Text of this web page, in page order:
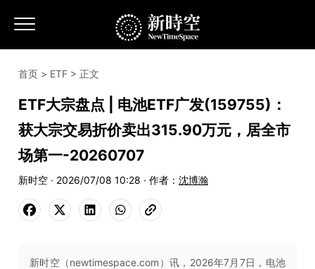
首页 > ETF > 正文
ETF大宗盘点 | 电池ETF广发(159755)：
获大宗交易折价卖出315.90万元，居全市
场第一-20260707
新时空 · 2026/07/08 10:28 · 作者： 沈博瀚
新时空（newtimespace.com）讯，2026年7月7日，电池